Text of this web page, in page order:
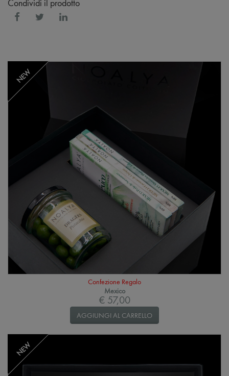
Condividi il prodotto
NEW
Confezione Regalo
Mexico
€ 57,00
AGGIUNGI AL CARRELLO
NEW